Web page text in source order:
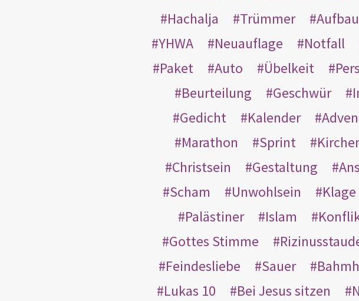
Hachalja
Trümmer Aufbau
YHWA
Neuauflage Notfall
Paket
Auto Übelkeit
Beurteilung
Geschwür
Gedicht
Kalender
Marathon
Sprint
Christsein
Gestaltung
Scham
Unwohlsein Klage
Palästiner
Islam
Gottes Stimme
Feindesliebe
Sauer
Lukas 10
Bei Jesus sitzen